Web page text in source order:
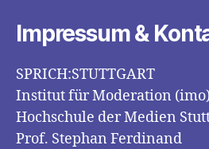
Impressum &
SPRICH:STUTTGART
Institut für Moderation
Hochschule der Medien
Prof. Stephan Ferdinand